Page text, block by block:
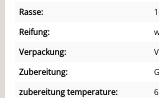
Rasse:
Reifung:
Verpackung:
Zubereitung:
zubereitung temperature: